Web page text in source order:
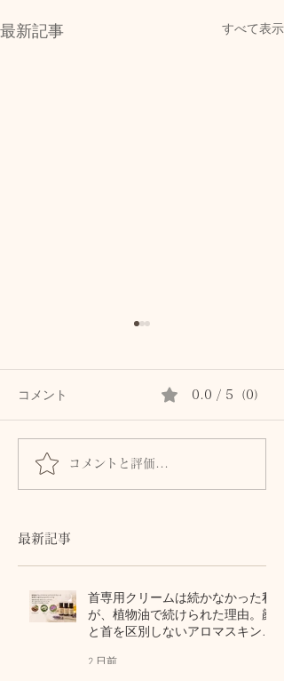
最新記事 すべて表示
皮膚は「露出した脳」
コメント 0.0 / 5（0）
コメントと評価...
最新記事
首専用クリームは続かなかった私
が、植物油で続けられた理由。顔
と首を区別しないアロマスキンケ
2 日前